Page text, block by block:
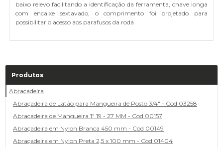
baixo relevo facilitando a identificação da ferramenta, chave longa
com encaixe sextavado, o comprimento foi projetado para
possibilitar o acesso aos parafusos da roda
Produtos
Abraçadeira
Abraçadeira de Latão para Mangueira de Posto 3/4" - Cod 03258
Abracadeira de Mangueira 1" 19 - 27 MM - Cod 00157
Abraçadeira em Nylon Branca 450 mm - Cod 00149
Abraçadeira em Nylon Preta 2,5 x 100 mm - Cod 01404